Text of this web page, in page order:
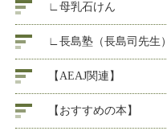
∟母乳石けん
∟長島塾（長島司先生）
【AEAJ関連】
【おすすめの本】